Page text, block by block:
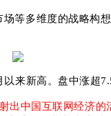
等多维度的战略
来新高。盘中涨超
出中国互联网经济